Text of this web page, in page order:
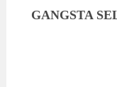
GANGSTA